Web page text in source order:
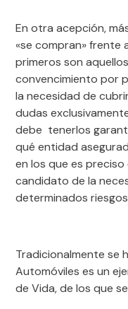
En otra acepción,
«se compran» frente
primeros son
convencimiento por
la necesidad de
dudas
debe tenerlos
qué entidad
en los que es
candidato de la
determinados
Tradicionalmente se
Automóviles es un
de Vida, de los que